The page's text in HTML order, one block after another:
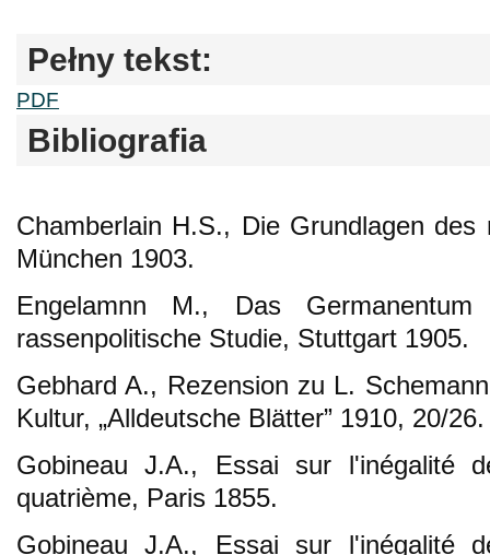
Pełny tekst:
PDF
Bibliografia
Chamberlain H.S., Die Grundlagen des
München 1903.
Engelamnn M., Das
rassenpolitische Studie, Stuttgart 1905.
Gebhard A., Rezension zu L.
Kultur, „Alldeutsche Blätter” 1910, 20/26.
Gobineau J.A., Essai sur l'inégalité
quatrième, Paris 1855.
Gobineau J.A., Essai sur l'inégalité